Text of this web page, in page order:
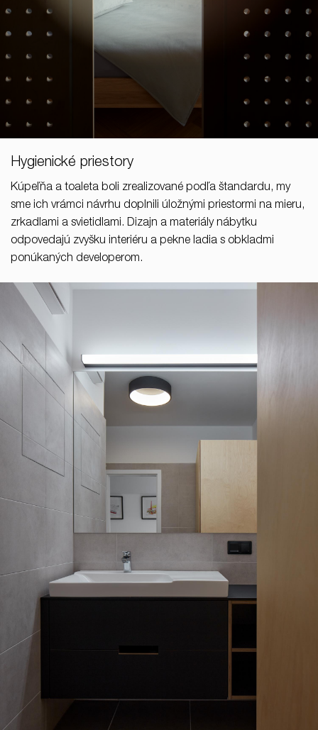
Hygienické priestory
Kúpeľňa a toaleta boli zrealizované podľa štandardu, my
sme ich vrámci návrhu doplnili úložnými priestormi na mieru,
zrkadlami a svietidlami. Dizajn a materiály nábytku
odpovedajú zvyšku interiéru a pekne ladia s obkladmi
ponúkaných developerom.